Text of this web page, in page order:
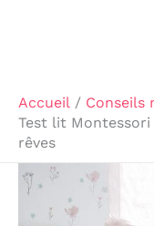
Accueil
Conseils
Test lit
rêves